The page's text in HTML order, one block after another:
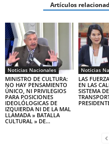
Artículos
Noticias Nacionales
MINISTRO DE CULTURA:
NO HAY PENSAMIENTO
ÚNICO, NI PRIVILEGIOS
PARA POSICIONES
IDEOLÓLOGICAS DE
IZQUIERDA NI DE LA MAL
LLAMADA » BATALLA
CULTURAL » DE...
Noticias
LAS
EN LAS
SISTEMA DE